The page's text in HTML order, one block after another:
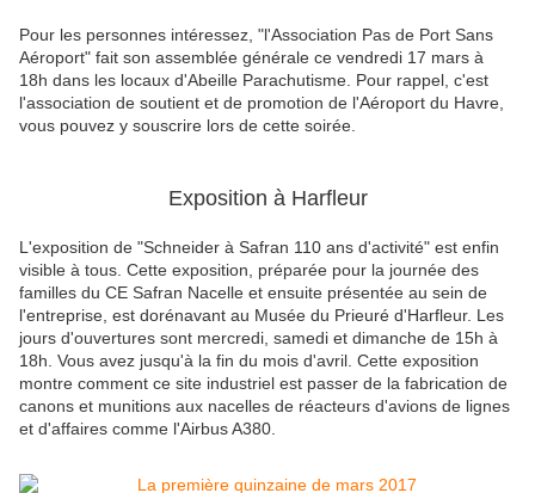
Pour les personnes intéressez, "l'Association Pas de Port Sans
Aéroport" fait son assemblée générale ce vendredi 17 mars à
18h dans les locaux d'Abeille Parachutisme. Pour rappel, c'est
l'association de soutient et de promotion de l'Aéroport du Havre,
vous pouvez y souscrire lors de cette soirée.
Exposition à Harfleur
L'exposition de "Schneider à Safran 110 ans d'activité" est enfin
visible à tous. Cette exposition, préparée pour la journée des
familles du CE Safran Nacelle et ensuite présentée au sein de
l'entreprise, est dorénavant au Musée du Prieuré d'Harfleur. Les
jours d'ouvertures sont mercredi, samedi et dimanche de 15h à
18h. Vous avez jusqu'à la fin du mois d'avril. Cette exposition
montre comment ce site industriel est passer de la fabrication de
canons et munitions aux nacelles de réacteurs d'avions de lignes
et d'affaires comme l'Airbus A380.